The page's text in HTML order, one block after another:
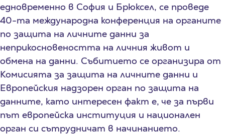
едновременно в София и Брюксел, се проведе
40-та международна конференция на органите
по защита на личните данни за
неприкосновеността на личния живот и
обмена на данни. Събитието се организира от
Комисията за защита на личните данни и
Европейския надзорен орган по защита на
данните, като интересен факт е, че за първи
път европейска институция и национален
орган си сътрудничат в начинанието.